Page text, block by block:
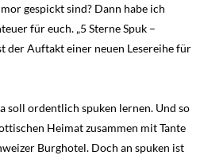
gespickt sind? Dann habe ich
für euch. „5 Sterne Spuk –
der Auftakt einer neuen Lesereihe für
soll ordentlich spuken lernen. Und so
Heimat zusammen mit Tante
Burghotel. Doch an spuken ist